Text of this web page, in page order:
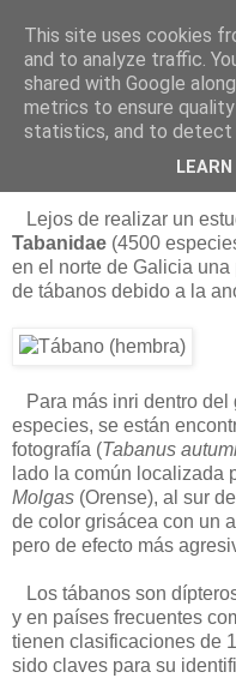
Está de
19/8/12
Los tábanos
Lejos de realizar un
Tabanidae (4500
en el norte de Galicia
de tábanos debido a la
Para más inri dentro del
especies, se están
fotografía (Tabanus
lado la común localizada
Molgas (Orense), al sur
de color grisácea con un
pero de efecto más
Los tábanos son
y en países frecuentes
tienen clasificaciones de
sido claves para su
This site uses cookies
and to analyze traffic.
shared with Google
metrics to ensure
statistics, and to detect